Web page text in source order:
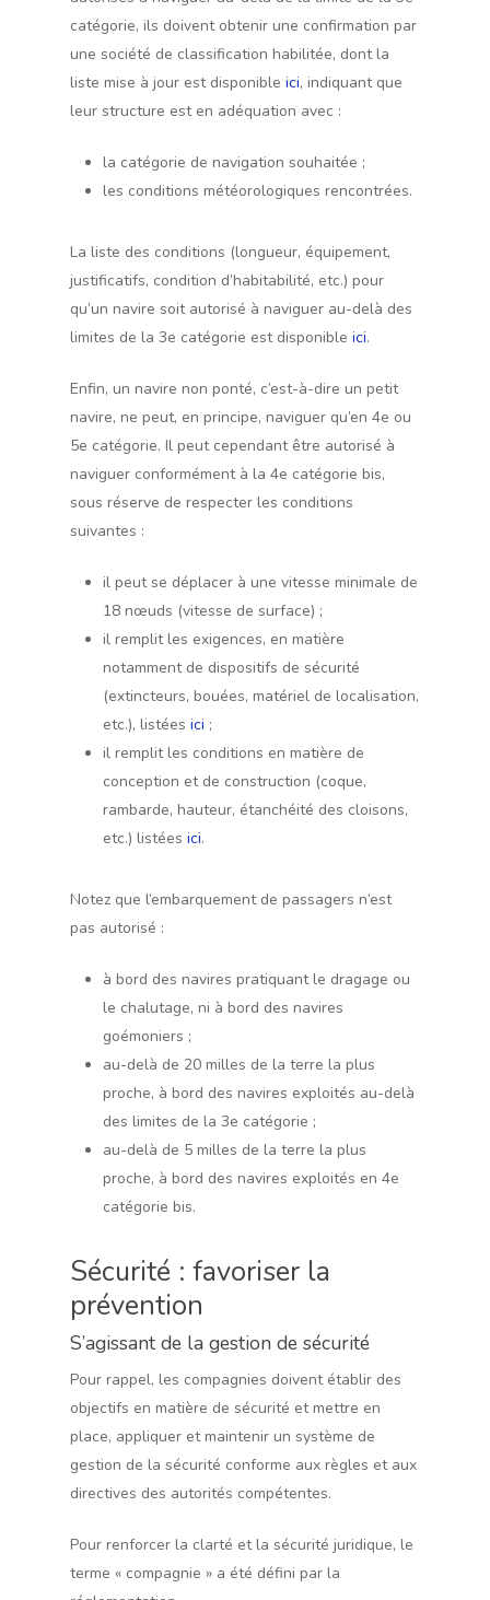
catégorie, ils doivent obtenir une confirmation par
une société de classification habilitée, dont la
liste mise à jour est disponible ici, indiquant que
leur structure est en adéquation avec :
la catégorie de navigation souhaitée ;
les conditions météorologiques rencontrées.
La liste des conditions (longueur, équipement,
justificatifs, condition d’habitabilité, etc.) pour
qu’un navire soit autorisé à naviguer au-delà des
limites de la 3e catégorie est disponible ici.
Enfin, un navire non ponté, c’est-à-dire un petit
navire, ne peut, en principe, naviguer qu’en 4e ou
5e catégorie. Il peut cependant être autorisé à
naviguer conformément à la 4e catégorie bis,
sous réserve de respecter les conditions
suivantes :
il peut se déplacer à une vitesse minimale de
18 nœuds (vitesse de surface) ;
il remplit les exigences, en matière
notamment de dispositifs de sécurité
(extincteurs, bouées, matériel de localisation,
etc.), listées ici ;
il remplit les conditions en matière de
conception et de construction (coque,
rambarde, hauteur, étanchéité des cloisons,
etc.) listées ici.
Notez que l’embarquement de passagers n’est
pas autorisé :
à bord des navires pratiquant le dragage ou
le chalutage, ni à bord des navires
goémoniers ;
au-delà de 20 milles de la terre la plus
proche, à bord des navires exploités au-delà
des limites de la 3e catégorie ;
au-delà de 5 milles de la terre la plus
proche, à bord des navires exploités en 4e
catégorie bis.
Sécurité : favoriser la
prévention
S’agissant de la gestion de sécurité
Pour rappel, les compagnies doivent établir des
objectifs en matière de sécurité et mettre en
place, appliquer et maintenir un système de
gestion de la sécurité conforme aux règles et aux
directives des autorités compétentes.
Pour renforcer la clarté et la sécurité juridique, le
terme « compagnie » a été défini par la